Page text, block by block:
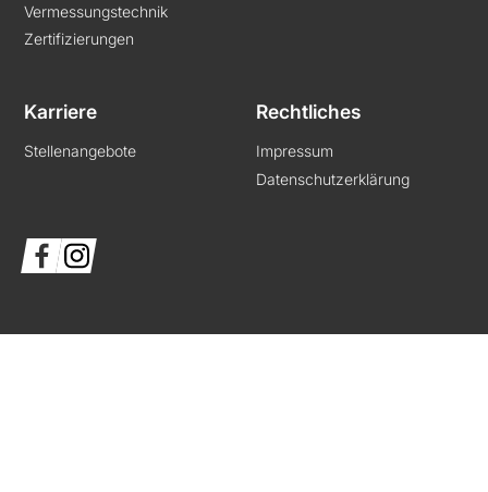
Vermessungstechnik
Zertifizierungen
Karriere
Stellenangebote
Rechtliches
Impressum
Datenschutzerklärung